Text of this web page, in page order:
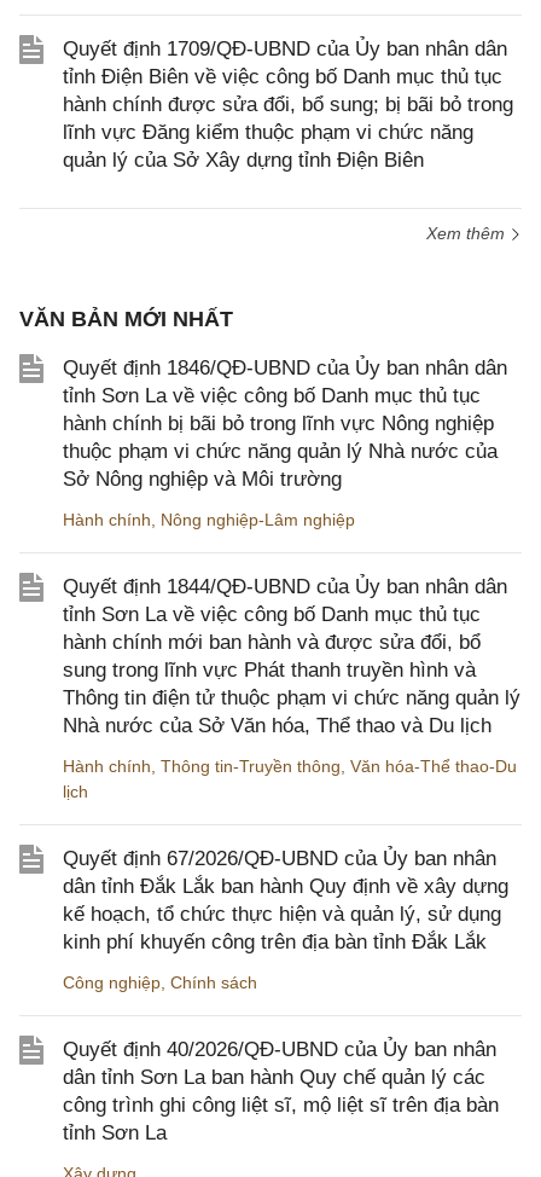
Quyết định 1709/QĐ-UBND của Ủy ban nhân dân
tỉnh Điện Biên về việc công bố Danh mục thủ tục
hành chính được sửa đổi, bổ sung; bị bãi bỏ trong
lĩnh vực Đăng kiểm thuộc phạm vi chức năng
quản lý của Sở Xây dựng tỉnh Điện Biên
Xem thêm
VĂN BẢN MỚI NHẤT
Quyết định 1846/QĐ-UBND của Ủy ban nhân dân
tỉnh Sơn La về việc công bố Danh mục thủ tục
hành chính bị bãi bỏ trong lĩnh vực Nông nghiệp
thuộc phạm vi chức năng quản lý Nhà nước của
Sở Nông nghiệp và Môi trường
Hành chính Nông nghiệp-Lâm nghiệp
Quyết định 1844/QĐ-UBND của Ủy ban nhân dân
tỉnh Sơn La về việc công bố Danh mục thủ tục
hành chính mới ban hành và được sửa đổi, bổ
sung trong lĩnh vực Phát thanh truyền hình và
Thông tin điện tử thuộc phạm vi chức năng quản lý
Nhà nước của Sở Văn hóa, Thể thao và Du lịch
Hành chính Thông tin-Truyền thông Văn hóa-Thể thao-Du
lịch
Quyết định 67/2026/QĐ-UBND của Ủy ban nhân
dân tỉnh Đắk Lắk ban hành Quy định về xây dựng
kế hoạch, tổ chức thực hiện và quản lý, sử dụng
kinh phí khuyến công trên địa bàn tỉnh Đắk Lắk
Công nghiệp Chính sách
Quyết định 40/2026/QĐ-UBND của Ủy ban nhân
dân tỉnh Sơn La ban hành Quy chế quản lý các
công trình ghi công liệt sĩ, mộ liệt sĩ trên địa bàn
tỉnh Sơn La